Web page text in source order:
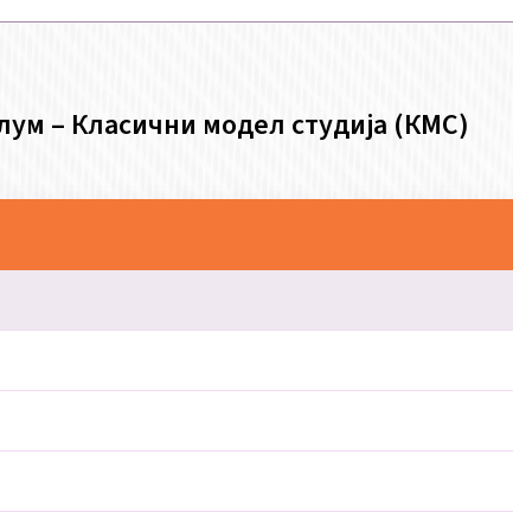
– Класични модел студија (КМС)